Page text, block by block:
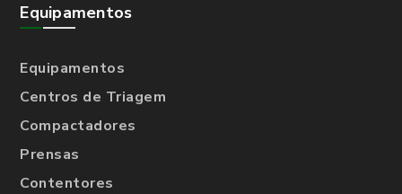
Equipamentos
Equipamentos
Centros de Triagem
Compactadores
Prensas
Contentores